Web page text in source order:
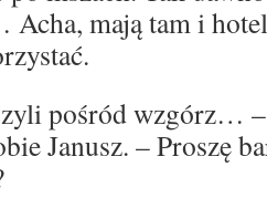
Acha, mają tam i
pośród wzgórz… –
Janusz. – Proszę